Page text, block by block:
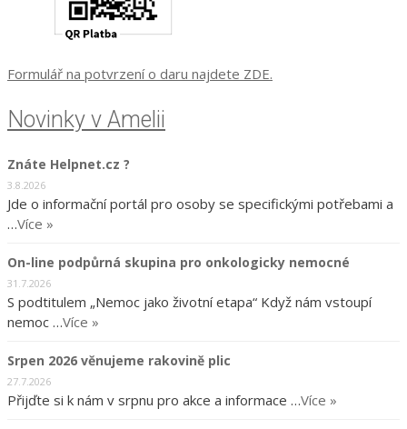
Formulář na potvrzení o daru najdete ZDE.
Novinky v Amelii
Znáte Helpnet.cz ?
3.8.2026
Jde o informační portál pro osoby se specifickými potřebami a
…Více »
On-line podpůrná skupina pro onkologicky nemocné
31.7.2026
S podtitulem „Nemoc jako životní etapa“ Když nám vstoupí
nemoc …Více »
Srpen 2026 věnujeme rakovině plic
27.7.2026
Přijďte si k nám v srpnu pro akce a informace …Více »